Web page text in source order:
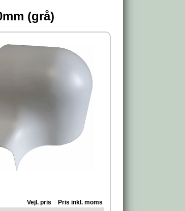
(grå)
Vejl. pris Pris inkl. moms